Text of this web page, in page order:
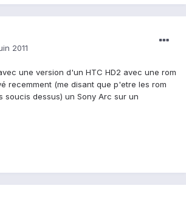
2011
une version d'un HTC HD2 avec une rom
recemment (me disant que p'etre les rom
soucis dessus) un Sony Arc sur un